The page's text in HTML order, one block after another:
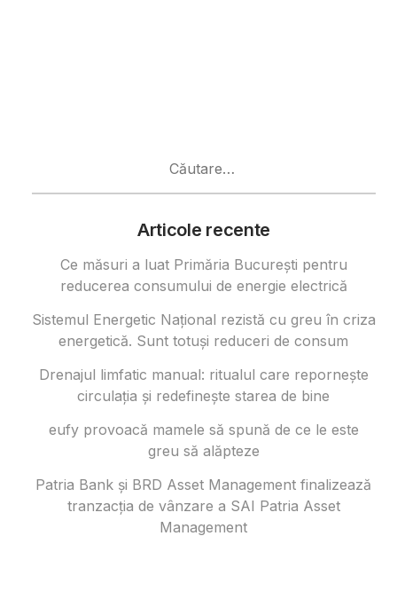
Articole recente
Ce măsuri a luat Primăria București pentru
reducerea consumului de energie electrică
Sistemul Energetic Național rezistă cu greu în criza
energetică. Sunt totuși reduceri de consum
Drenajul limfatic manual: ritualul care repornește
circulația și redefinește starea de bine
eufy provoacă mamele să spună de ce le este
greu să alăpteze
Patria Bank și BRD Asset Management finalizează
tranzacția de vânzare a SAI Patria Asset
Management